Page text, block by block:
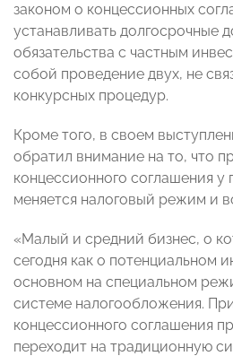
законом о концессионных
устанавливать долгосрочные
обязательства с частным
собой проведение двух, не
конкурсных процедур.
Кроме того, в своем
обратил внимание на то, что
концессионного соглашения у
меняется налоговый режим и
«Малый и средний бизнес, о
сегодня как о потенциальном
основном на специальном
системе налогообложения.
концессионного соглашения
переходит на традиционную